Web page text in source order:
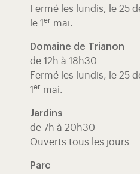
Fermé les lundis, le 25
le 1 er mai.
Domaine de Trianon
de 12h à 18h30
Fermé les lundis, le 25
1 er mai.
Jardins
de 7h à 20h30
Ouverts tous les jours
Parc